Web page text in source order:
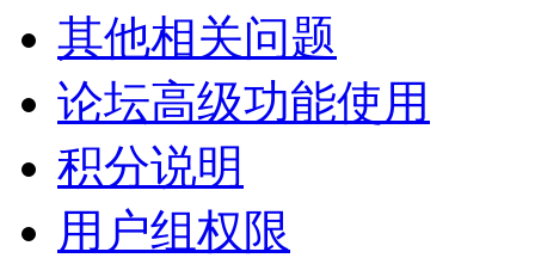
其他相关问题
论坛高级功能使用
积分说明
用户组权限